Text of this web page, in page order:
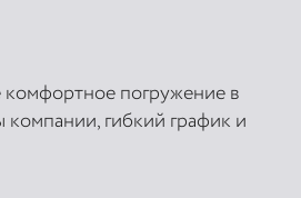
погружение в
гибкий график и